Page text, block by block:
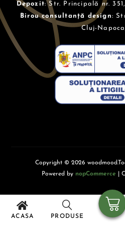
ACASA PRODUSE
Depozit: Str. Principală nr.
Birou consultanță design:
Cluj-
Copyright © 2026
Powered by nopCommerce |